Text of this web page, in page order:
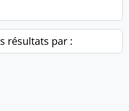
résultats par :